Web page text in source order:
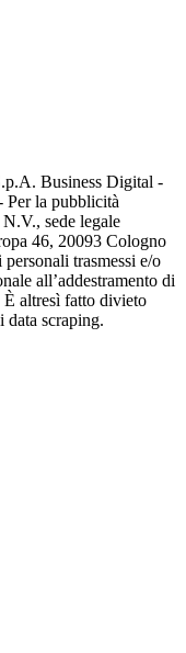
Business Digital -
Per la pubblicità
sede legale
46, 20093 Cologno
trasmessi e/o
all’addestramento di
altresì fatto divieto
data scraping.